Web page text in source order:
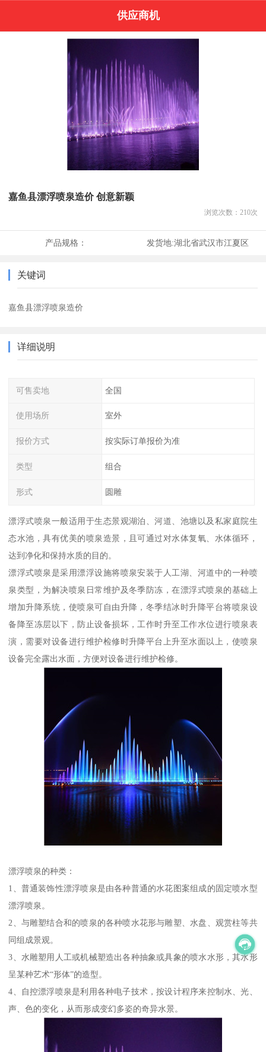
供应商机
嘉鱼县漂浮喷泉造价 创意新颖
浏览次数： 210次
产品规格： 发货地:湖北省武汉市江夏区
关键词
嘉鱼县漂浮喷泉造价
详细说明
可售卖地 全国
使用场所 室外
报价方式 按实际订单报价为准
类型 组合
形式 圆雕
漂浮式喷泉一般适用于生态景观湖泊、河道、池塘以及私家庭院生
态水池，具有优美的喷泉造景，且可通过对水体复氧、水体循环，
达到净化和保持水质的目的。
漂浮式喷泉是采用漂浮设施将喷泉安装于人工湖、河道中的一种喷
泉类型，为解决喷泉日常维护及冬季防冻，在漂浮式喷泉的基础上
增加升降系统，使喷泉可自由升降，冬季结冰时升降平台将喷泉设
备降至冻层以下，防止设备损坏，工作时升至工作水位进行喷泉表
演，需要对设备进行维护检修时升降平台上升至水面以上，使喷泉
设备完全露出水面，方便对设备进行维护检修。
漂浮喷泉的种类：
1、普通装饰性漂浮喷泉是由各种普通的水花图案组成的固定喷水型
漂浮喷泉。
2、与雕塑结合和的喷泉的各种喷水花形与雕塑、水盘、观赏柱等共
同组成景观。
3、水雕塑用人工或机械塑造出各种抽象或具象的喷水水形，其水形
呈某种艺术“形体”的造型。
4、自控漂浮喷泉是利用各种电子技术，按设计程序来控制水、光、
声、色的变化，从而形成变幻多姿的奇异水景。